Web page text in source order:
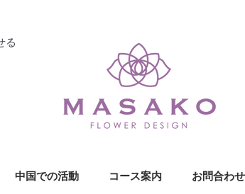
る
中国での活動 コース案内 お問合わせ